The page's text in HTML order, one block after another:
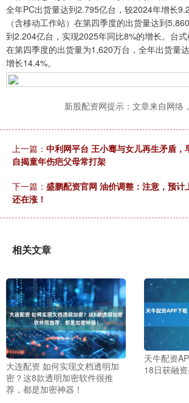
全年PC出货量达到2.795亿台，较2024年增长
（含移动工作站）在第四季度的出货量达到
到2.204亿台，实现2025年同比8%的增长。台式
在第四季度的出货量为1,620万台，全年出货量
增长14.4%。
新股配资网提示：文章来自网络
上一篇： 中利网平台 王小骞与女儿再生矛盾，
自揭童年伤疤父母常打架
下一篇： 盛鹏配资官网 油价调整：注意，预计
还在涨！
相关文章
大连配资 如何实现文档透明加
密？这8款透明加密软件很推
荐，都是加密神器！
天牛配资
18日获融